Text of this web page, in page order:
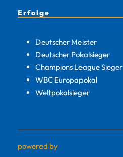
Erfolge
Deutscher Meister
Deutscher Pokalsieger
Champions League Sieger
WBC Europapokal
Weltpokalsieger
powered by